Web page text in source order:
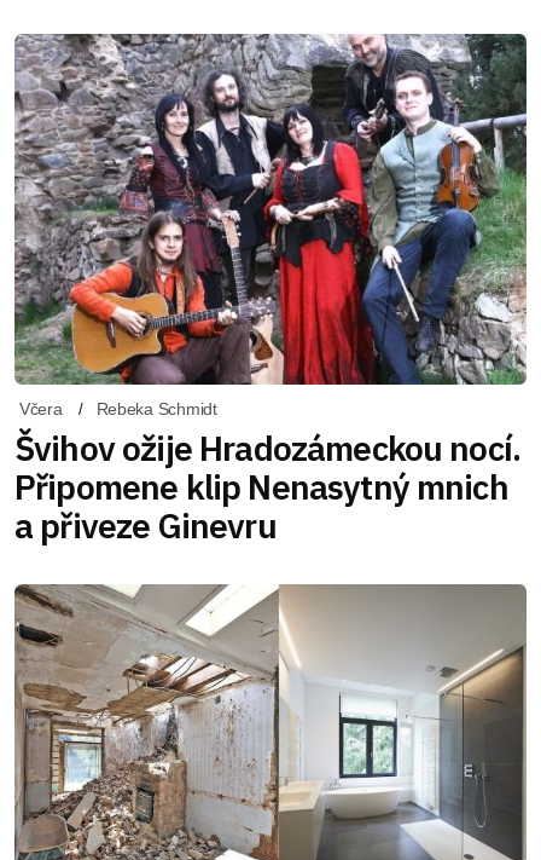
Včera Rebeka Schmidt
Švihov ožije Hradozámeckou nocí.
Připomene klip Nenasytný mnich
a přiveze Ginevru